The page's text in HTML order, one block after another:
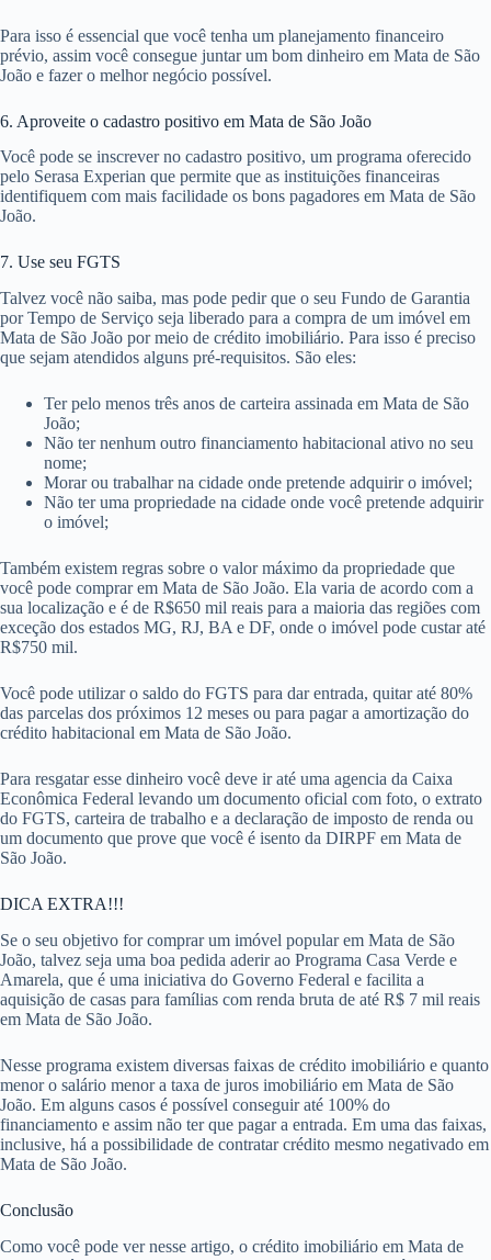
Para isso é essencial que você tenha um planejamento financeiro
prévio, assim você consegue juntar um bom dinheiro em Mata de São
João e fazer o melhor negócio possível.
6. Aproveite o cadastro positivo em Mata de São João
Você pode se inscrever no cadastro positivo, um programa oferecido
pelo Serasa Experian que permite que as instituições financeiras
identifiquem com mais facilidade os bons pagadores em Mata de São
João.
7. Use seu FGTS
Talvez você não saiba, mas pode pedir que o seu Fundo de Garantia
por Tempo de Serviço seja liberado para a compra de um imóvel em
Mata de São João por meio de crédito imobiliário. Para isso é preciso
que sejam atendidos alguns pré-requisitos. São eles:
Ter pelo menos três anos de carteira assinada em Mata de São
João;
Não ter nenhum outro financiamento habitacional ativo no seu
nome;
Morar ou trabalhar na cidade onde pretende adquirir o imóvel;
Não ter uma propriedade na cidade onde você pretende adquirir
o imóvel;
Também existem regras sobre o valor máximo da propriedade que
você pode comprar em Mata de São João. Ela varia de acordo com a
sua localização e é de R$650 mil reais para a maioria das regiões com
exceção dos estados MG, RJ, BA e DF, onde o imóvel pode custar até
R$750 mil.
Você pode utilizar o saldo do FGTS para dar entrada, quitar até 80%
das parcelas dos próximos 12 meses ou para pagar a amortização do
crédito habitacional em Mata de São João.
Para resgatar esse dinheiro você deve ir até uma agencia da Caixa
Econômica Federal levando um documento oficial com foto, o extrato
do FGTS, carteira de trabalho e a declaração de imposto de renda ou
um documento que prove que você é isento da DIRPF em Mata de
São João.
DICA EXTRA!!!
Se o seu objetivo for comprar um imóvel popular em Mata de São
João, talvez seja uma boa pedida aderir ao Programa Casa Verde e
Amarela, que é uma iniciativa do Governo Federal e facilita a
aquisição de casas para famílias com renda bruta de até R$ 7 mil reais
em Mata de São João.
Nesse programa existem diversas faixas de crédito imobiliário e quanto
menor o salário menor a taxa de juros imobiliário em Mata de São
João. Em alguns casos é possível conseguir até 100% do
financiamento e assim não ter que pagar a entrada. Em uma das faixas,
inclusive, há a possibilidade de contratar crédito mesmo negativado em
Mata de São João.
Conclusão
Como você pode ver nesse artigo, o crédito imobiliário em Mata de